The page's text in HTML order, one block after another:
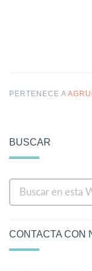
PERTENECE A
BUSCAR
CONTACTA CON